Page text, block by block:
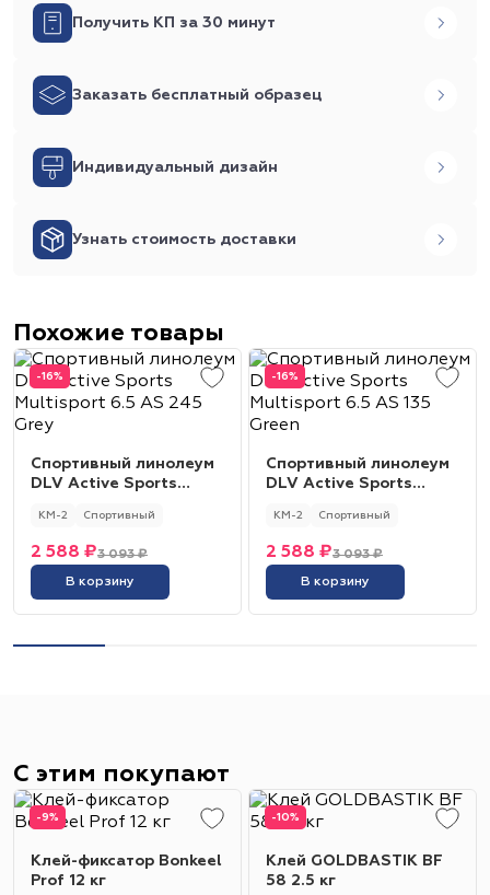
Получить КП за 30 минут
Заказать бесплатный образец
Индивидуальный дизайн
Узнать стоимость доставки
Похожие товары
-16%
Спортивный линолеум
DLV Active Sports
Grey
КМ-2 Спортивный
3 093 ₽
2 588 ₽
В корзину
-16%
Спортивный линолеум
DLV Active Sports
Green
КМ-2 Спортивный
3 093 ₽
2 588 ₽
В корзину
С этим покупают
-9%
Клей-фиксатор Bonkeel
Prof 12 кг
-10%
Клей GOLDBASTIK BF
58 2.5 кг